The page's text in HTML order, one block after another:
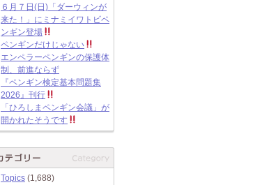
６月７日(日)「ダーウィンが
来た！」にミナミイワトビペ
ンギン登場
ペンギンだけじゃない
エンペラーペンギンの保護体
制、前進ならず
『ペンギン検定基本問題集
2026』刊行
「ひろしまペンギン会議」が
開かれたそうです
Topics (1,688)